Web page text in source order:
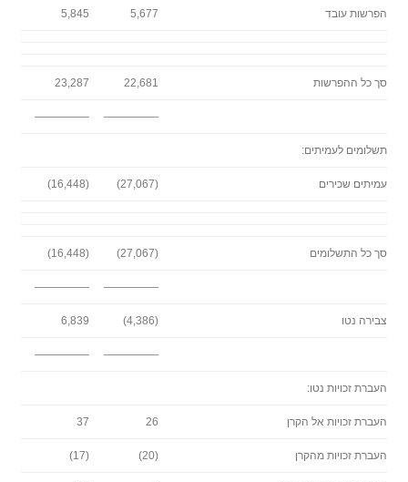
5,845 5,677 הפרשות עובד
23,287 22,681 סך כל ההפרשות
————— —————
תשלומים לעמיתים:
(16,448) (27,067) עמיתים שכירים
(16,448) (27,067) סך כל התשלומים
————— —————
6,839 (4,386) צבירה נטו
————— —————
העברת זכויות נטו:
37 26 העברת זכויות אל הקרן
(17) (20) העברת זכויות מהקרן